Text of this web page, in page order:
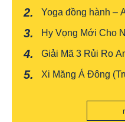
Yoga đồng hành –
Hy Vọng Mới Cho
Giải Mã 3 Rủi Ro
Xây Dựng "Phong
Phòng
Xi Măng Á Đông